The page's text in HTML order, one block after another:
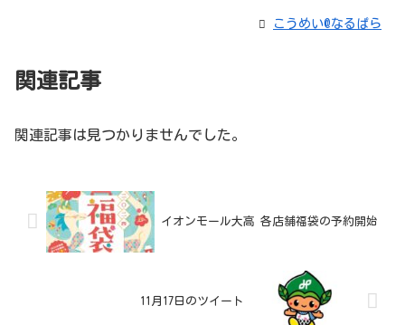
こうめい@なるぱら
関連記事
関連記事は見つかりませんでした。
イオンモール大高 各店舗福袋の予約開始
11月17日のツイート